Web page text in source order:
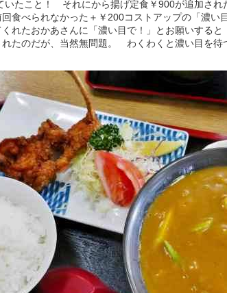
いたこと！ それにから揚げ定食￥900が追加され
食べられなかった＋￥200コストアップの「濃い
れたおかあさんに「濃い目で！」とお願いする
たのだが、当然無問題。 わくわくと濃い目を待